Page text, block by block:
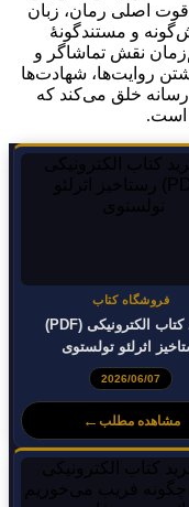
اصلی رمان، زبان
و مستندگونهٔ
نقش تماشاگر و
روایت‌ها، شهادت‌ها
رسانه خلق می‌کند که
است.
فروشگاه کتاب
خرید کتاب الکترونیکی (PDF)
اثرلئو تولستوی
2026/06/07
مشاهده مطلب ←